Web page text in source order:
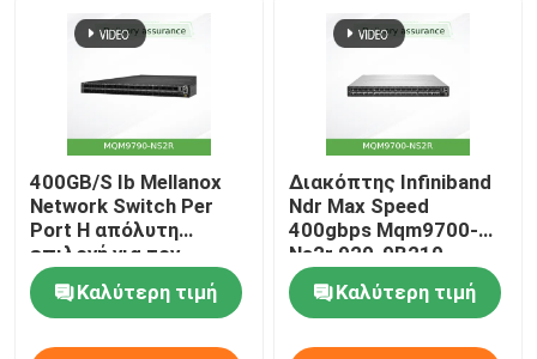
Διακόπτης δικτύων Ruckus
Ασύρματο AP Aruba
Διακόπτης της Αρούμπα
400GB/S Ib Mellanox
Network Switch Per
Port Η απόλυτη
επιλογή για τον
διακομιστή σας
Καλύτερη τιμή
Διακόπτης Infiniband
Ndr Max Speed
400gbps Mqm9700-
Ns2r 920-9B210-
00RN-0M2 Ιδανικός
για τις Απαιτήσεις
του Πελάτη από την
Nvidia Qm9700 1u
Καλύτερη τιμή